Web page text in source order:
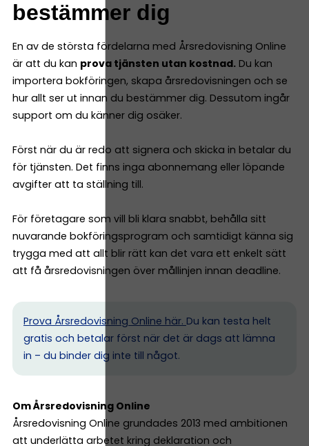
bestämmer dig
En av de största fördelarna med Årsredovisning Online
är att du kan prova tjänsten utan kostnad. Du kan
importera bokföringen, skapa årsredovisningen och se
hur allt ser ut innan du bestämmer dig. Dessutom ingår
support om du känner dig osäker.
Först när du är redo att signera och skicka in betalar du
för tjänsten. Det finns inga abonnemang eller löpande
avgifter att ta ställning till.
För företagare som vill bli klara snabbt, behålla sitt
nuvarande bokföringsprogram och samtidigt känna sig
trygga med att allt blir rätt kan det vara ett enkelt sätt
att få årsredovisningen över mållinjen innan deadline.
Prova Årsredovisning Online här. Du kan testa helt
gratis och betalar först när det är dags att lämna
in – du binder dig inte till något.
Om Årsredovisning Online
Årsredovisning Online grundades 2013 med ambitionen
att underlätta arbetet kring deklaration och